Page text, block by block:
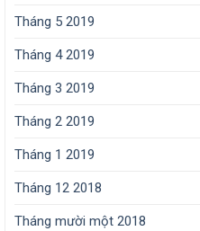
Tháng 5 2019
Tháng 4 2019
Tháng 3 2019
Tháng 2 2019
Tháng 1 2019
Tháng 12 2018
Tháng mười một 2018